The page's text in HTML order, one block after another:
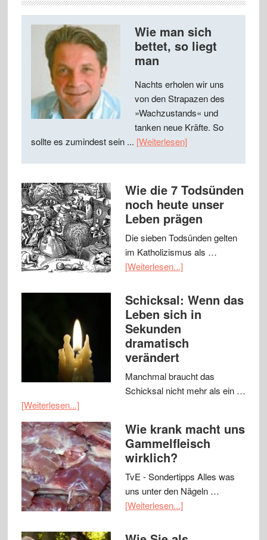
Wie man sich
bettet, so liegt
man
Nachts erholen wir uns
von den Strapazen des
»Wachzustands« und
tanken neue Kräfte. So
sollte es zumindest sein ... [Weiterlesen]
Wie die 7 Todsünden
noch heute unser
Leben prägen
Die sieben Todsünden gelten
im Katholizismus als …
[Weiterlesen...]
Schicksal: Wenn das
Leben sich in
Sekunden
dramatisch
verändert
Manchmal braucht das
Schicksal nicht mehr als ein …
[Weiterlesen...]
Wie krank macht uns
Gammelfleisch
wirklich?
TvE - Sondertipps Alles was
uns unter den Nägeln …
[Weiterlesen...]